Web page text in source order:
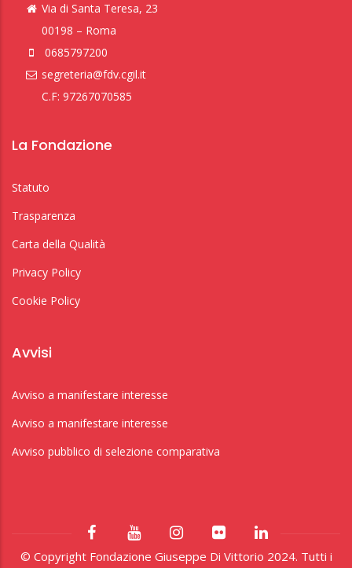
Via di Santa Teresa, 23
00198 – Roma
0685797200
segreteria@fdv.cgil.it
C.F: 97267070585
La Fondazione
Statuto
Trasparenza
Carta della Qualità
Privacy Policy
Cookie Policy
Avvisi
Avviso a manifestare interesse
Avviso a manifestare interesse
Avviso pubblico di selezione comparativa
© Copyright Fondazione Giuseppe Di Vittorio 2024. Tutti i